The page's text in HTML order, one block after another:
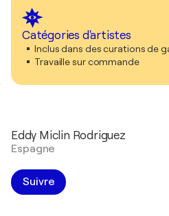
Catégories d'artistes
Inclus dans des curations de
Travaille sur commande
Eddy Miclin Rodriguez
Espagne
Suivre